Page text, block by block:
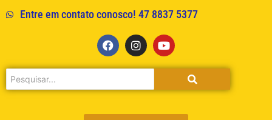
Entre em contato conosco! 47 8837 5377